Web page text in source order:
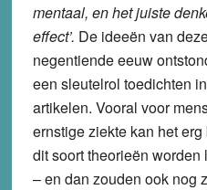
mentaal, en het juiste
effect’. De ideeën van
negentiende eeuw
een sleutelrol toedichten
artikelen. Vooral voor
ernstige ziekte kan het
dit soort theorieën
– en dan zouden ook nog